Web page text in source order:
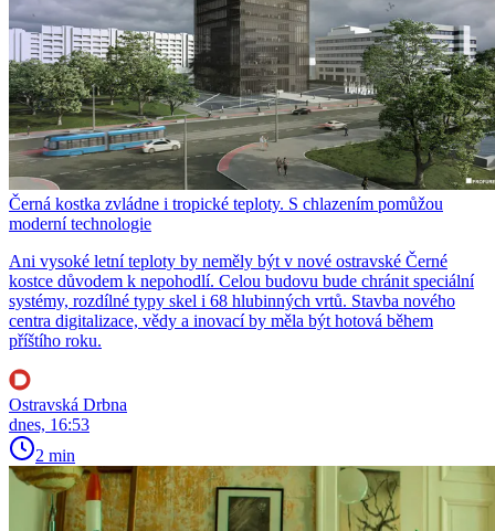
Černá kostka zvládne i tropické teploty. S chlazením pomůžou
moderní technologie
Ani vysoké letní teploty by neměly být v nové ostravské Černé
kostce důvodem k nepohodlí. Celou budovu bude chránit speciální
systémy, rozdílné typy skel i 68 hlubinných vrtů. Stavba nového
centra digitalizace, vědy a inovací by měla být hotová během
příštího roku.
Ostravská Drbna
dnes, 16:53
2 min